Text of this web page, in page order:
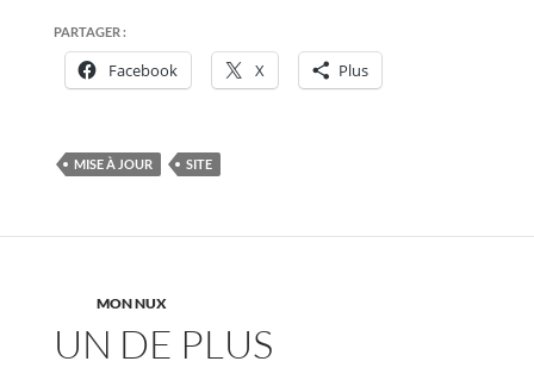
PARTAGER :
Facebook X Plus
MISE À JOUR SITE
MON NUX
UN DE PLUS